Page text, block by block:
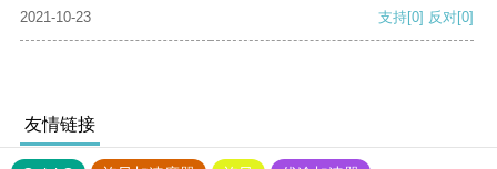
2021-10-23 支持[0] 反对[0]
友情链接